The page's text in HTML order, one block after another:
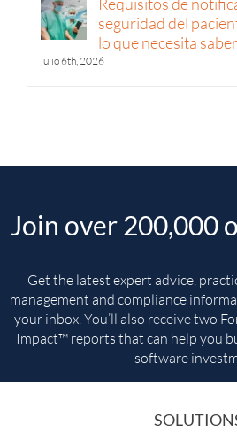
seguridad del
lo que necesita
julio 6th, 2026
Join over 200,000
Get the latest expert advice,
management and compliance
your inbox. You’ll also receive two
Impact™ reports that can help you
software